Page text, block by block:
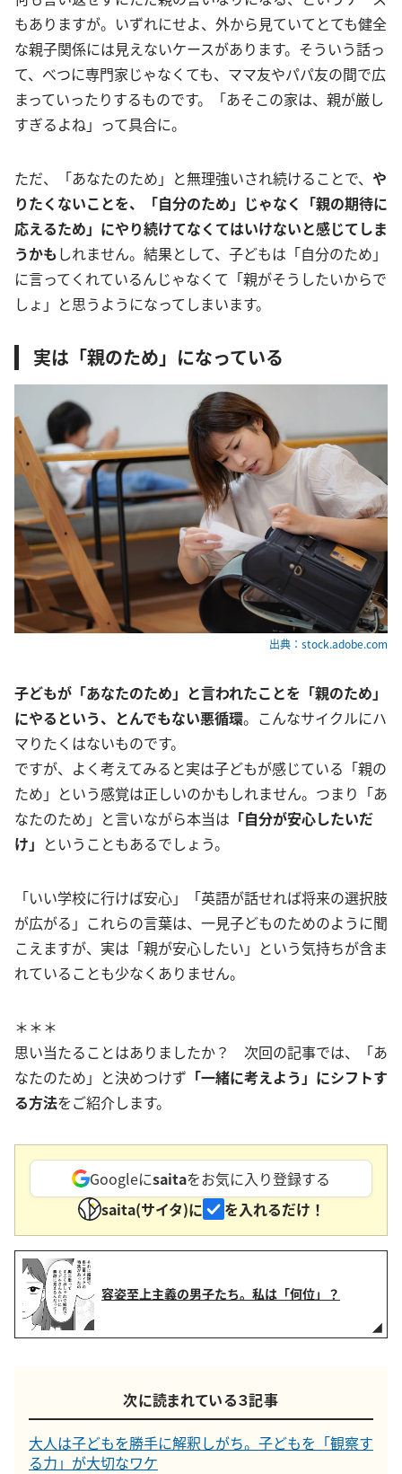
もありますが。いずれにせよ、外から見ていてとても健全
な親子関係には見えないケースがあります。そういう話っ
て、べつに専門家じゃなくても、ママ友やパパ友の間で広
まっていったりするものです。「あそこの家は、親が厳し
すぎるよね」って具合に。
ただ、「あなたのため」と無理強いされ続けることで、 や
りたくないことを、「自分のため」じゃなく「親の期待に
応えるため」にやり続けてなくてはいけないと感じてしま
うかもしれません。結果として、子どもは「自分のため」
に言ってくれているんじゃなくて「親がそうしたいからで
しょ」と思うようになってしまいます。
実は「親のため」になっている
出典：stock.adobe.com
子どもが「あなたのため」と言われたことを「親のため」
にやるという、とんでもない悪循環。こんなサイクルにハ
マりたくはないものです。
ですが、よく考えてみると実は子どもが感じている「親の
ため」という感覚は正しいのかもしれません。つまり「あ
なたのため」と言いながら本当は 「自分が安心したいだ
け」 ということもあるでしょう。
「いい学校に行けば安心」「英語が話せれば将来の選択肢
が広がる」これらの言葉は、一見子どものためのように聞
こえますが、実は「親が安心したい」という気持ちが含ま
れていることも少なくありません。
＊＊＊
思い当たることはありましたか？ 次回の記事では、「あ
なたのため」と決めつけず 「一緒に考えよう」にシフトす
る方法をご紹介します。
Googleにsaitaをお気に入り登録する
saita(サイタ)に
を入れるだけ！
容姿至上主義の男子たち。私は「何位」？
次に読まれている３記事
大人は子どもを勝手に解釈しがち。子どもを「観察す
る力」が大切なワケ